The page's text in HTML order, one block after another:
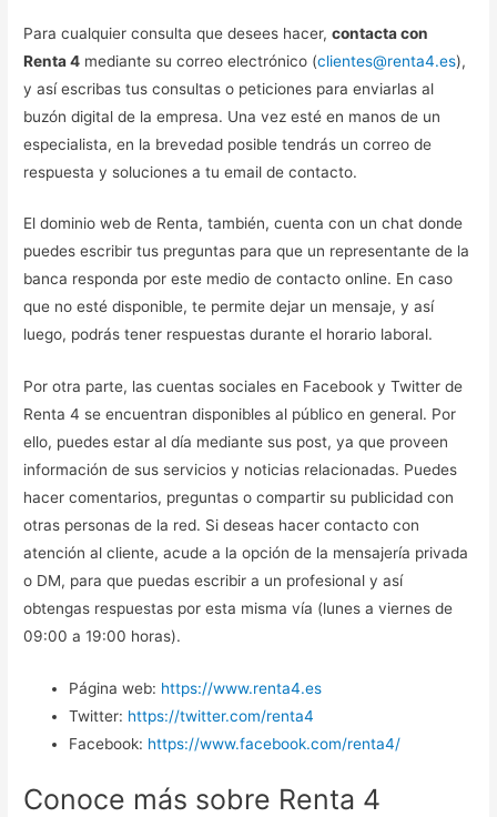
Para cualquier consulta que desees hacer,contacta con
Renta 4 mediante su correo electrónico (clientes@renta4.es),
y así escribas tus consultas o peticiones para enviarlas al
buzón digital de la empresa. Una vez esté en manos de un
especialista, en la brevedad posible tendrás un correo de
respuesta y soluciones a tu email de contacto.
El dominio web de Renta, también, cuenta con un chat donde
puedes escribir tus preguntas para que un representante de la
banca responda por este medio de contacto online. En caso
que no esté disponible, te permite dejar un mensaje, y así
luego, podrás tener respuestas durante el horario laboral.
Por otra parte, las cuentas sociales en Facebook y Twitter de
Renta 4 se encuentran disponibles al público en general. Por
ello, puedes estar al día mediante sus post, ya que proveen
información de sus servicios y noticias relacionadas. Puedes
hacer comentarios, preguntas o compartir su publicidad con
otras personas de la red. Si deseas hacer contacto con
atención al cliente, acude a la opción de la mensajería privada
o DM, para que puedas escribir a un profesional y así
obtengas respuestas por esta misma vía (lunes a viernes de
09:00 a 19:00 horas).
Página web: https://www.renta4.es
Twitter: https://twitter.com/renta4
Facebook: https://www.facebook.com/renta4/
Conoce más sobre Renta 4